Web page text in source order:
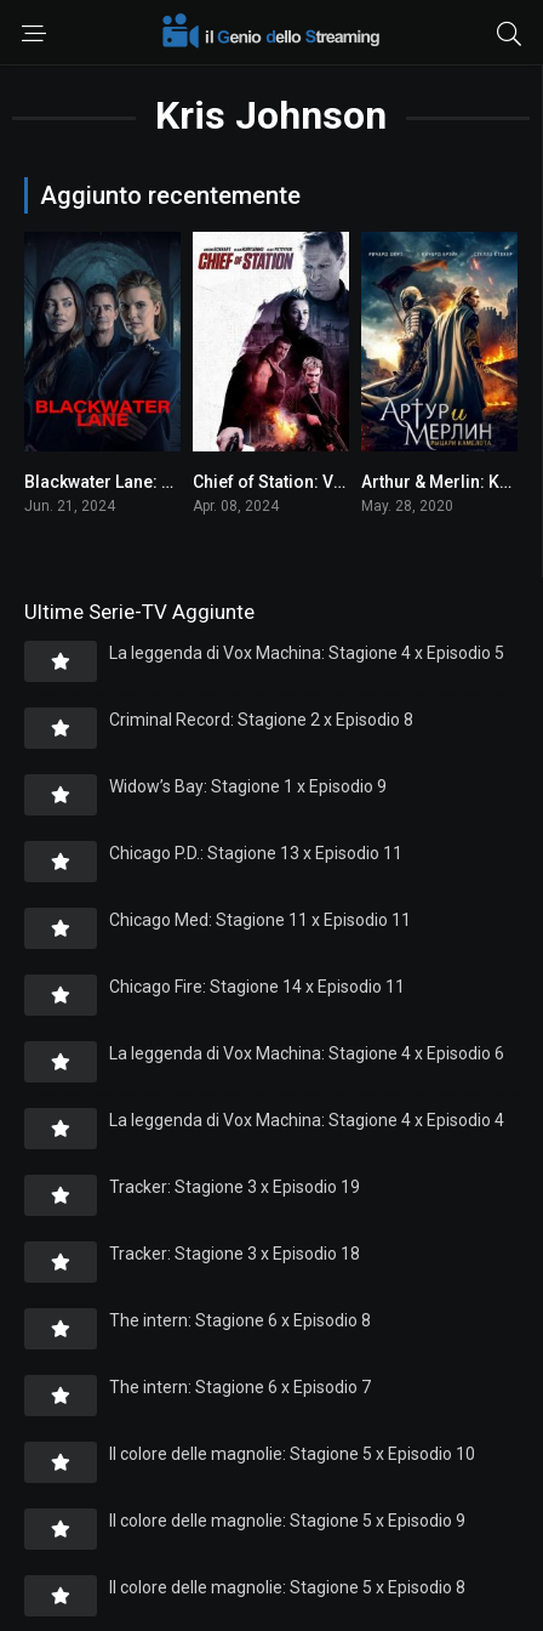
Kris Johnson
Aggiunto recentemente
4.5
Blackwater Lane: La moglie imperfetta
Jun. 21, 2024
5.6Chief of Station: Verità a tutti i costi
Apr. 08, 2024
7.7Arthur & Merlin: Knights of Camelot
May. 28, 2020
Ultime Serie-TV Aggiunte
La leggenda di Vox Machina: Stagione 4 x Episodio 5
Criminal Record: Stagione 2 x Episodio 8
Widow’s Bay: Stagione 1 x Episodio 9
Chicago P.D.: Stagione 13 x Episodio 11
Chicago Med: Stagione 11 x Episodio 11
Chicago Fire: Stagione 14 x Episodio 11
La leggenda di Vox Machina: Stagione 4 x Episodio 6
La leggenda di Vox Machina: Stagione 4 x Episodio 4
Tracker: Stagione 3 x Episodio 19
Tracker: Stagione 3 x Episodio 18
The intern: Stagione 6 x Episodio 8
The intern: Stagione 6 x Episodio 7
Il colore delle magnolie: Stagione 5 x Episodio 10
Il colore delle magnolie: Stagione 5 x Episodio 9
Il colore delle magnolie: Stagione 5 x Episodio 8